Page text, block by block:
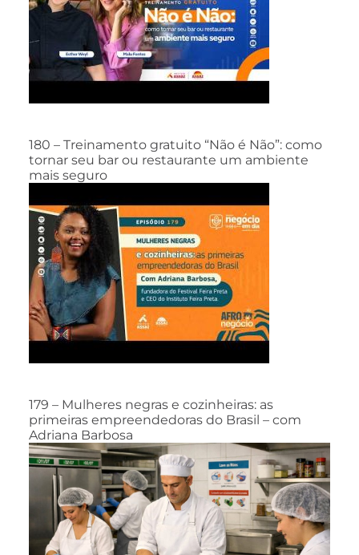
180 – Treinamento gratuito “Não é Não”: como
tornar seu bar ou restaurante um ambiente
mais seguro
179 – Mulheres negras e cozinheiras: as
primeiras empreendedoras do Brasil – com
Adriana Barbosa